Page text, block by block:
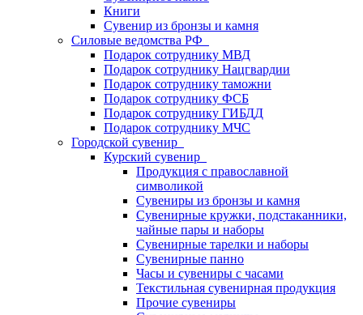
Книги
Сувенир из бронзы и камня
Силовые ведомства РФ
Подарок сотруднику МВД
Подарок сотруднику Нацгвардии
Подарок сотруднику таможни
Подарок сотруднику ФСБ
Подарок сотруднику ГИБДД
Подарок сотруднику МЧС
Городской сувенир
Курский сувенир
Продукция с православной
символикой
Сувениры из бронзы и камня
Сувенирные кружки, подстаканники,
чайные пары и наборы
Сувенирные тарелки и наборы
Сувенирные панно
Часы и сувениры с часами
Текстильная сувенирная продукция
Прочие сувениры